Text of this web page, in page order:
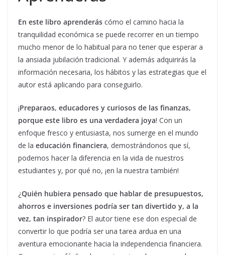
En este libro aprenderás cómo el camino hacia la
tranquilidad económica se puede recorrer en un tiempo
mucho menor de lo habitual para no tener que esperar a
la ansiada jubilación tradicional. Y además adquirirás la
información necesaria, los hábitos y las estrategias que el
autor está aplicando para conseguirlo.
¡Preparaos, educadores y curiosos de las finanzas,
porque este libro es una verdadera joya! Con un
enfoque fresco y entusiasta, nos sumerge en el mundo
de la educación financiera, demostrándonos que sí,
podemos hacer la diferencia en la vida de nuestros
estudiantes y, por qué no, ¡en la nuestra también!
¿Quién hubiera pensado que hablar de presupuestos,
ahorros e inversiones podría ser tan divertido y, a la
vez, tan inspirador? El autor tiene ese don especial de
convertir lo que podría ser una tarea ardua en una
aventura emocionante hacia la independencia financiera.